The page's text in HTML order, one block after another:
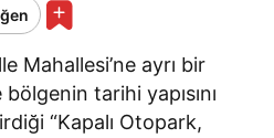
Mahallesi’ne ayrı bir
tarihi yapısını
“Kapalı Otopark,